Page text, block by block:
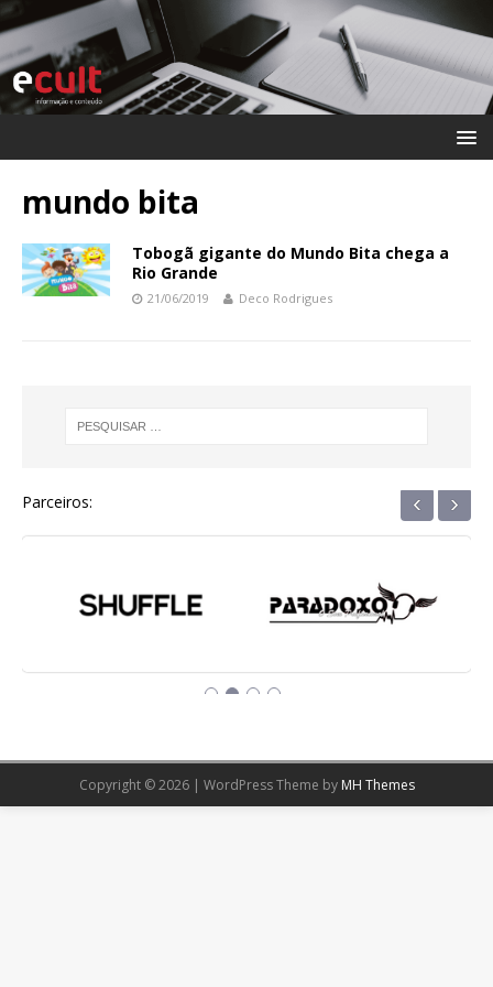
mundo bita
Tobogã gigante do Mundo Bita chega a
Rio Grande
21/06/2019 Deco Rodrigues
Parceiros: ‹ ›
Copyright © 2026 | WordPress Theme by MH Themes